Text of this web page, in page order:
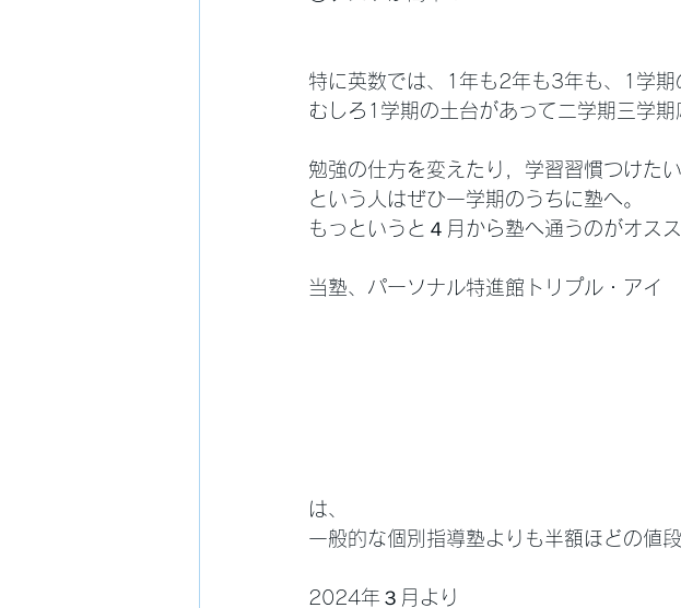
特に英数では、1年も2年も3年も、1学期
むしろ1学期の土台があって二学期三学
勉強の仕方を変えたり，学習習慣つけたい
という人はぜひ一学期のうちに塾へ。
もっというと４月から塾へ通うのがオス
当塾、パーソナル特進館トリプル・アイ
は、
一般的な個別指導塾よりも半額ほどの値
2024年３月より